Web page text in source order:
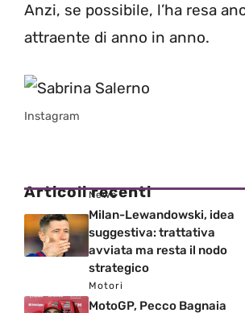
Anzi, se possibile, l’ha resa
attraente di anno in anno.
Instagram
Articoli recenti
News
Milan-Lewandowski, idea
suggestiva: trattativa
avviata ma resta il nodo
strategico
Motori
MotoGP, Pecco Bagnaia